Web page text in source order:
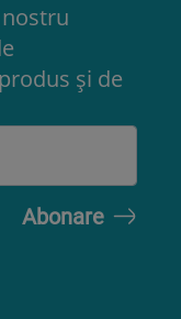
și de